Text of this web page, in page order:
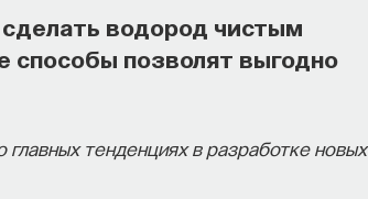
водород чистым
способы позволят выгодно
тенденциях в разработке новых